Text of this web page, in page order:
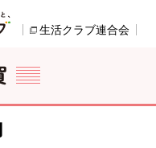
す。
生活クラブ連合会
内共通メニューです。
ニューをスキップする
ニューここまで。